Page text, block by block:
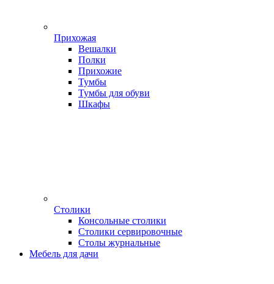
Прихожая
Вешалки
Полки
Прихожие
Тумбы
Тумбы для обуви
Шкафы
Столики
Консольные столики
Столики сервировочные
Столы журнальные
Мебель для дачи